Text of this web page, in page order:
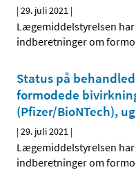
|29. juli 2021 |
Lægemiddelstyrelsen
indberetninger om
Status på
formodede
(Pfizer/BioNTech),
|29. juli 2021 |
Lægemiddelstyrelsen
indberetninger om